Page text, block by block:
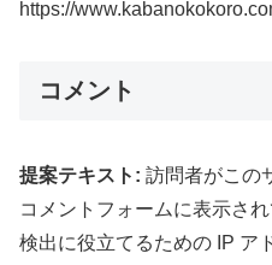
https://
コメント
提案テキスト: 訪問者がこの
コメントフォームに表示さ
検出に役立てるための IP ア